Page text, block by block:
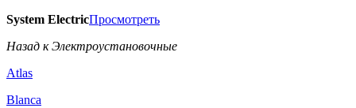
System ElectricПросмотреть
Назад к Электроустановочные
Atlas
Blanca